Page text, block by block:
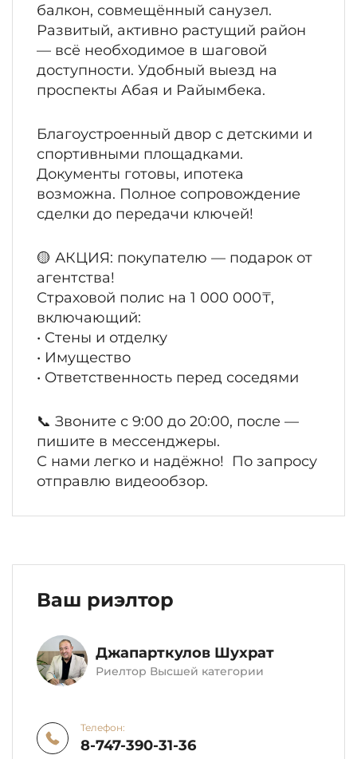
балкон, совмещённый санузел.
Развитый, активно растущий район
— всё необходимое в шаговой
доступности. Удобный выезд на
проспекты Абая и Райымбека.
Благоустроенный двор с детскими и
спортивными площадками.
Документы готовы, ипотека
возможна. Полное сопровождение
сделки до передачи ключей!
🟡 АКЦИЯ: покупателю — подарок от
агентства!
Страховой полис на 1 000 000₸,
включающий:
• Стены и отделку
• Имущество
• Ответственность перед соседями
📞 Звоните с 9:00 до 20:00, после —
пишите в мессенджеры.
С нами легко и надёжно! По запросу
отправлю видеообзор.
Ваш риэлтор
Джапарткулов Шухрат
Риелтор Высшей категории
Телефон:
8-747-390-31-36